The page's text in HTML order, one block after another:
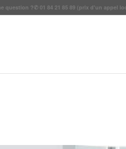
question ?✆ 01 84 21 85 89 (prix d'un appel